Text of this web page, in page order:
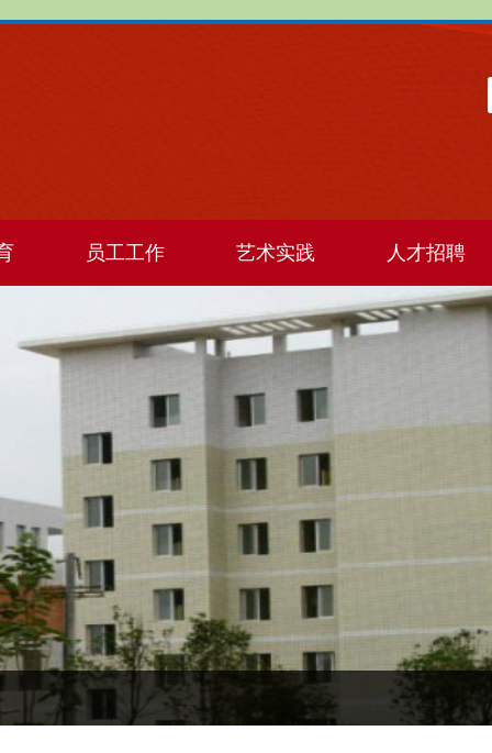
员工工作 艺术实践 人才招聘